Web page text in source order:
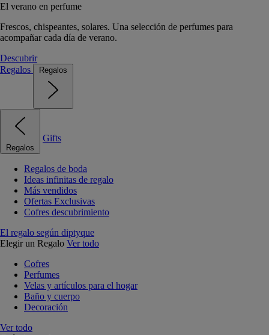
El verano en perfume
Frescos, chispeantes, solares. Una selección de perfumes para
acompañar cada día de verano.
Descubrir
Regalos
Regalos
Regalos
Gifts
Regalos de boda
Ideas infinitas de regalo
Más vendidos
Ofertas Exclusivas
Cofres descubrimiento
El regalo según diptyque
Elegir un Regalo Ver todo
Cofres
Perfumes
Velas y artículos para el hogar
Baño y cuerpo
Decoración
Ver todo